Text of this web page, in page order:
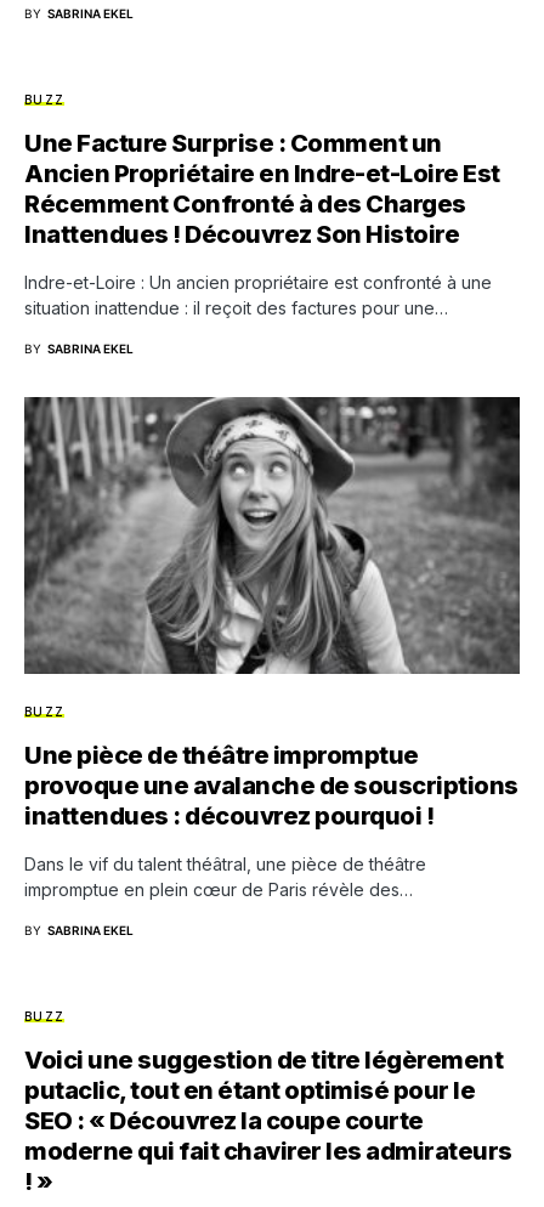
BY SABRINA EKEL
BUZZ
Une Facture Surprise : Comment un
Ancien Propriétaire en Indre-et-Loire Est
Récemment Confronté à des Charges
Inattendues ! Découvrez Son Histoire
Indre-et-Loire : Un ancien propriétaire est confronté à une
situation inattendue : il reçoit des factures pour une…
BY SABRINA EKEL
BUZZ
Une pièce de théâtre impromptue
provoque une avalanche de souscriptions
inattendues : découvrez pourquoi !
Dans le vif du talent théâtral, une pièce de théâtre
impromptue en plein cœur de Paris révèle des…
BY SABRINA EKEL
BUZZ
Voici une suggestion de titre légèrement
putaclic, tout en étant optimisé pour le
SEO : « Découvrez la coupe courte
moderne qui fait chavirer les admirateurs
! »